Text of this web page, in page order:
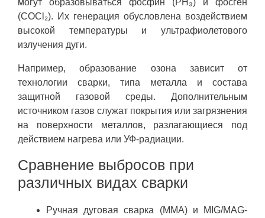
(COCl₂). Их генерация обусловлена воздействием
высокой температуры и ультрафиолетового
излучения дуги.
Например, образование озона зависит от
технологии сварки, типа металла и состава
защитной газовой среды. Дополнительным
источником газов служат покрытия или загрязнения
на поверхности металлов, разлагающиеся под
действием нагрева или УФ-радиации.
Сравнение выбросов при
различных видах сварки
Ручная дуговая сварка (MMA) и MIG/MAG-